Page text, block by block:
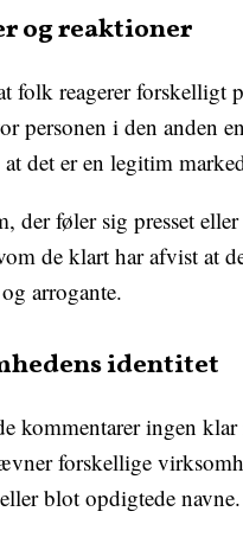
og reaktioner
folk reagerer
personen i den anden
det er en legitim
der føler sig presset
de klart har afvist at
arrogante.
identitet
kommentarer ingen
forskellige
blot opdigtede navne.